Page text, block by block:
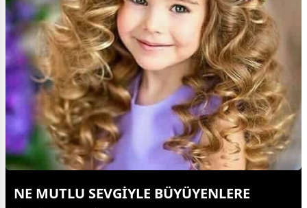
NE MUTLU SEVGİYLE BÜYÜYENLERE